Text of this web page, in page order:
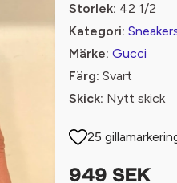
Storlek: 42 1/2
Kategori:
Märke: Gucci
Färg: Svart
Skick: Nytt skick
25
949 SEK